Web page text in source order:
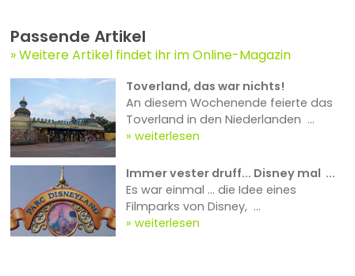
Passende Artikel
Weitere Artikel findet ihr im Online-Magazin
Toverland, das war nichts!
An diesem Wochenende feierte das
Toverland in den Niederlanden ...
weiterlesen
Immer vester druff... Disney mal ...
Es war einmal … die Idee eines
Filmparks von Disney, ...
weiterlesen